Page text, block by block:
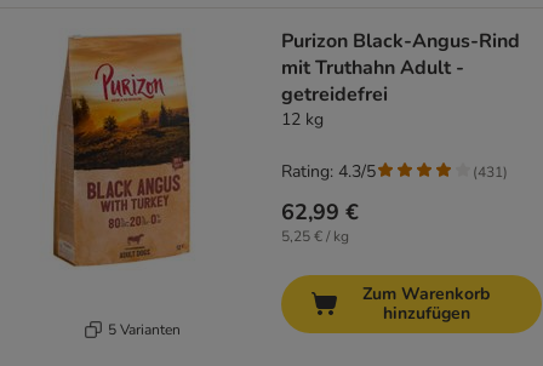
5 Varianten
Purizon Black-Angus-Rind
mit Truthahn Adult -
getreidefrei
12 kg
62,99 €
5,25 € / kg
Rating: 4.3/5 (431)
Zum Warenkorb
hinzufügen